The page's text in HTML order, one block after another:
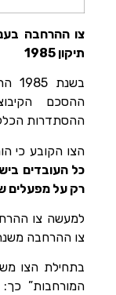
תיקון 1985
ההסכם
ההסתדרות הכללית (הסכם
הצו הקובע כי
כל העובדים
רק על מפעלים
צו ההרחבה משנת
המורחבות”